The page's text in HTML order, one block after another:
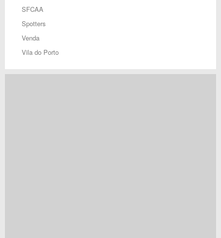
SFCAA
Spotters
Venda
Vila do Porto